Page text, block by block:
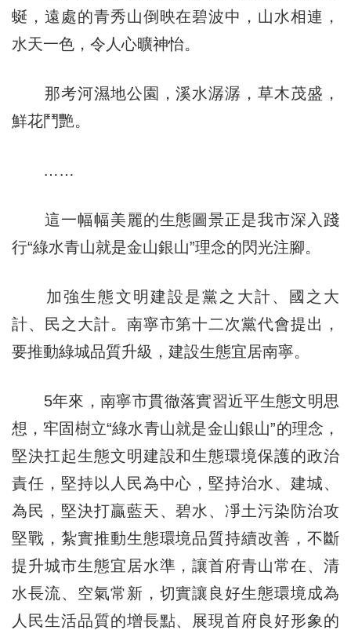
蜒，遠處的青秀山倒映在碧波中，山水相連，
水天一色，令人心曠神怡。
那考河濕地公園，溪水潺潺，草木茂盛，
鮮花鬥艷。
……
這一幅幅美麗的生態圖景正是我市深入踐
行“綠水青山就是金山銀山”理念的閃光注腳。
加強生態文明建設是黨之大計、國之大
計、民之大計。南寧市第十二次黨代會提出，
要推動綠城品質升級，建設生態宜居南寧。
5年來，南寧市貫徹落實習近平生態文明思
想，牢固樹立“綠水青山就是金山銀山”的理念，
堅決扛起生態文明建設和生態環境保護的政治
責任，堅持以人民為中心，堅持治水、建城、
為民，堅決打贏藍天、碧水、凈土污染防治攻
堅戰，紮實推動生態環境品質持續改善，不斷
提升城市生態宜居水準，讓首府青山常在、清
水長流、空氣常新，切實讓良好生態環境成為
人民生活品質的增長點、展現首府良好形象的